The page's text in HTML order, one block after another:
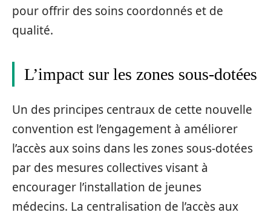
pour offrir des soins coordonnés et de
qualité.
L’impact sur les zones sous-dotées
Un des principes centraux de cette nouvelle
convention est l’engagement à améliorer
l’accès aux soins dans les zones sous-dotées
par des mesures collectives visant à
encourager l’installation de jeunes
médecins. La centralisation de l’accès aux